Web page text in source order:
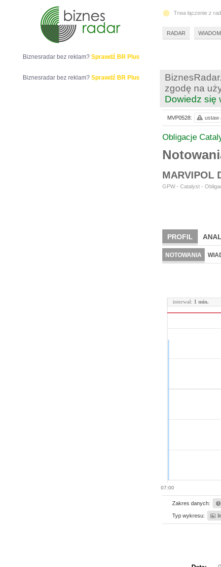
zgodę na
Dowiedz się
Obligacje
MARVIPOL
GPW - Catalyst -
PROFIL
NOTOWANIA
07:00
interwał: 1 min.
Zakres danych:
Typ wykresu:
MVP0528: ustaw
Biznesradar bez reklam? Sprawdź BR Plus
Biznesradar bez reklam? Sprawdź BR Plus
Trwa łączenie z
RADAR